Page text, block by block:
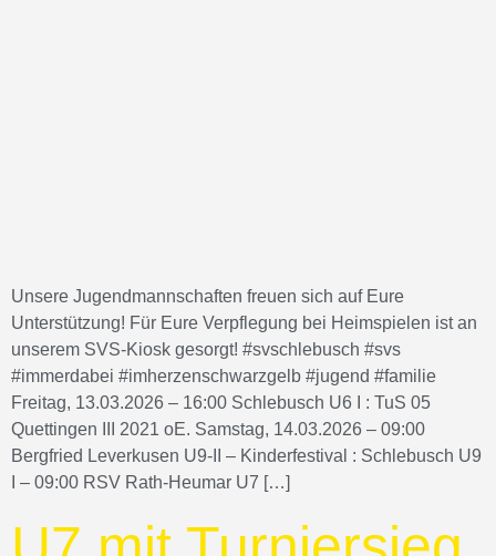
Unsere Jugendmannschaften freuen sich auf Eure
Unterstützung! Für Eure Verpflegung bei Heimspielen ist an
unserem SVS-Kiosk gesorgt! #svschlebusch #svs
#immerdabei #imherzenschwarzgelb #jugend #familie
Freitag, 13.03.2026 – 16:00 Schlebusch U6 I : TuS 05
Quettingen III 2021 oE. Samstag, 14.03.2026 – 09:00
Bergfried Leverkusen U9-II – Kinderfestival : Schlebusch U9
I – 09:00 RSV Rath-Heumar U7 […]